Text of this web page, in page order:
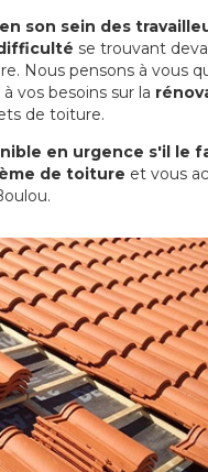
son sein des
se trouvant
Nous pensons à vous
vos besoins sur la
de toiture.
en urgence s'il le
de toiture et vous